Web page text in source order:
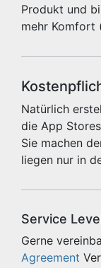
Produkt und
mehr Komfort
Natürlich
die App
Sie machen
liegen nur in
Service
Gerne
Agreement